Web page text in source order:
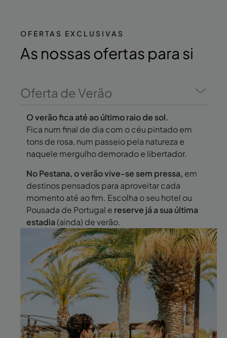
OFERTAS EXCLUSIVAS
As nossas ofertas para si
Oferta de Verão
O verão fica até ao último raio de sol.
Fica num final de dia com o céu pintado em
tons de rosa, num passeio pela natureza e
naquele mergulho demorado e libertador.
No Pestana, o verão vive-se sem pressa, em
destinos pensados para aproveitar cada
momento até ao fim. Escolha o seu hotel ou
Pousada de Portugal e reserve já a sua última
estadia (ainda) de verão.